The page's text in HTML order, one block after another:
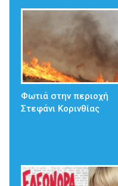
Φωτιά στην περιοχή
Στεφάνι Κορινθίας